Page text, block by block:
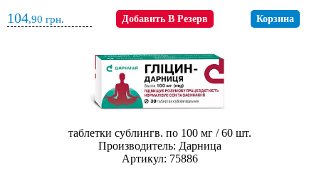
104,90 грн. Добавить В Резерв Корзина
таблетки сублингв. по 100 мг / 60 шт.
Производитель: Дарница
Артикул: 75886